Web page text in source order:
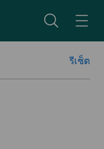
รีเซ็ต